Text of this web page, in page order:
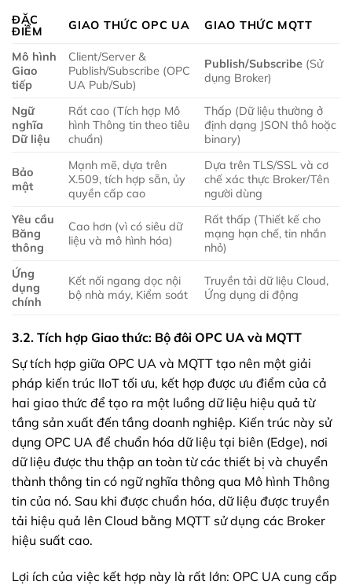
ĐẶC
ĐIỂM
GIAO THỨC OPC UA GIAO THỨC MQTT
Mô hình
Giao
tiếp
Client/Server &
Publish/Subscribe (OPC
UA Pub/Sub)
Publish/Subscribe (Sử
dụng Broker)
Ngữ
nghĩa
Dữ liệu
Rất cao (Tích hợp Mô
hình Thông tin theo tiêu
chuẩn)
Thấp (Dữ liệu thường ở
định dạng JSON thô hoặc
binary)
Bảo
mật
Mạnh mẽ, dựa trên
X.509, tích hợp sẵn, ủy
quyền cấp cao
Dựa trên TLS/SSL và cơ
chế xác thực Broker/Tên
người dùng
Yêu cầu
Băng
thông
Cao hơn (vì có siêu dữ
liệu và mô hình hóa)
Rất thấp (Thiết kế cho
mạng hạn chế, tin nhắn
nhỏ)
Ứng
dụng
chính
Kết nối ngang dọc nội
bộ nhà máy, Kiểm soát
Truyền tải dữ liệu Cloud,
Ứng dụng di động
3.2. Tích hợp Giao thức: Bộ đôi OPC UA và MQTT
Sự tích hợp giữa OPC UA và MQTT tạo nên một giải
pháp kiến trúc IIoT tối ưu, kết hợp được ưu điểm của cả
hai giao thức để tạo ra một luồng dữ liệu hiệu quả từ
tầng sản xuất đến tầng doanh nghiệp. Kiến trúc này sử
dụng OPC UA để chuẩn hóa dữ liệu tại biên (Edge), nơi
dữ liệu được thu thập an toàn từ các thiết bị và chuyển
thành thông tin có ngữ nghĩa thông qua Mô hình Thông
tin của nó. Sau khi được chuẩn hóa, dữ liệu được truyền
tải hiệu quả lên Cloud bằng MQTT sử dụng các Broker
hiệu suất cao.
Lợi ích của việc kết hợp này là rất lớn: OPC UA cung cấp